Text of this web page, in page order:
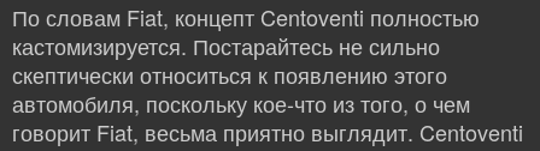
По словам Fiat, концепт Centoventi полностью
кастомизируется. Постарайтесь не сильно
скептически относиться к появлению этого
автомобиля, поскольку кое-что из того, о чем
говорит Fiat, весьма приятно выглядит. Centoventi